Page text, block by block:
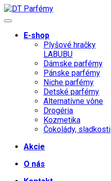
E-shop
Plyšové hračky
LABUBU
Dámske parfémy
Pánske parfémy
Niche parfémy
Detské parfémy
Alternatívne vône
Drogéria
Kozmetika
Čokolády, sladkosti
Akcie
O nás